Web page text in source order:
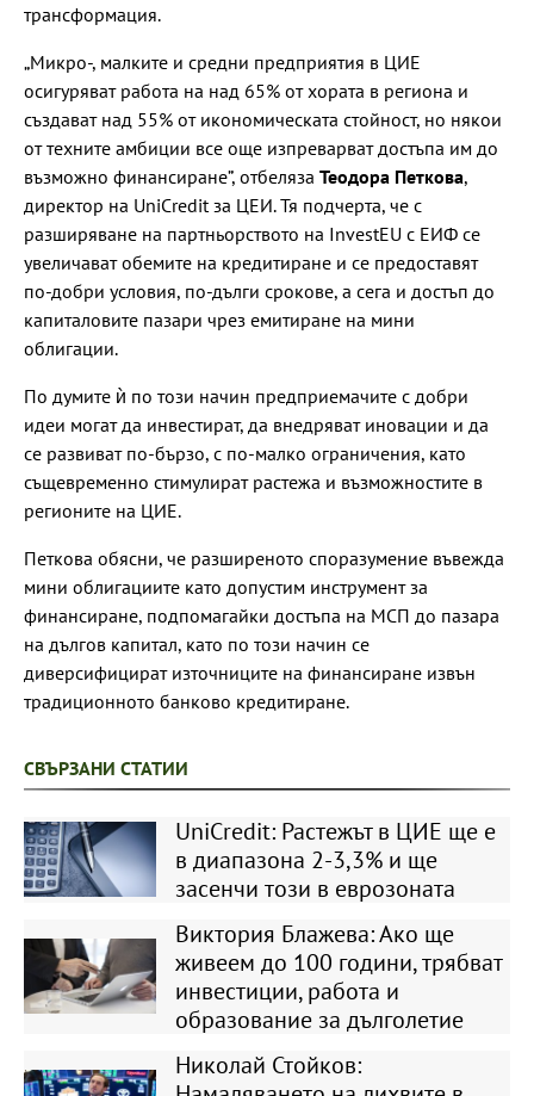
трансформация.
„Микро-, малките и средни предприятия в ЦИЕ
осигуряват работа на над 65% от хората в региона и
създават над 55% от икономическата стойност, но някои
от техните амбиции все още изпреварват достъпа им до
възможно финансиране”, отбеляза Теодора Петкова,
директор на UniСredit за ЦЕИ. Тя подчерта, че с
разширяване на партньорството на InvestEU с ЕИФ се
увеличават обемите на кредитиране и се предоставят
по-добри условия, по-дълги срокове, а сега и достъп до
капиталовите пазари чрез емитиране на мини
облигации.
По думите ѝ по този начин предприемачите с добри
идеи могат да инвестират, да внедряват иновации и да
се развиват по-бързо, с по-малко ограничения, като
същевременно стимулират растежа и възможностите в
регионите на ЦИЕ.
Петкова обясни, че разширеното споразумение въвежда
мини облигациите като допустим инструмент за
финансиране, подпомагайки достъпа на МСП до пазара
на дългов капитал, като по този начин се
диверсифицират източниците на финансиране извън
традиционното банково кредитиране.
СВЪРЗАНИ СТАТИИ
UniCredit: Растежът в ЦИЕ ще е
в диапазона 2-3,3% и ще
засенчи този в еврозоната
Виктория Блажева: Ако ще
живеем до 100 години, трябват
инвестиции, работа и
образование за дълголетие
Николай Стойков: